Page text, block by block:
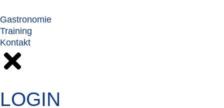
Gastronomie
Training
Kontakt
LOGIN